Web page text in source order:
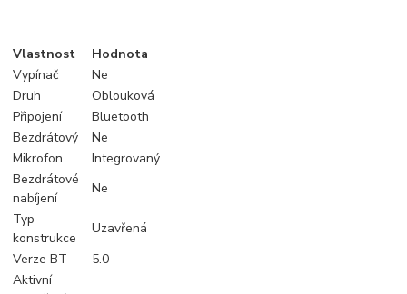
Vlastnost
Hodnota
Vypínač
Ne
Druh
Oblouková
Připojení
Bluetooth
Bezdrátový
Ne
Mikrofon
Integrovaný
Bezdrátové
nabíjení
Ne
Typ
konstrukce
Uzavřená
Verze BT
5.0
Aktivní